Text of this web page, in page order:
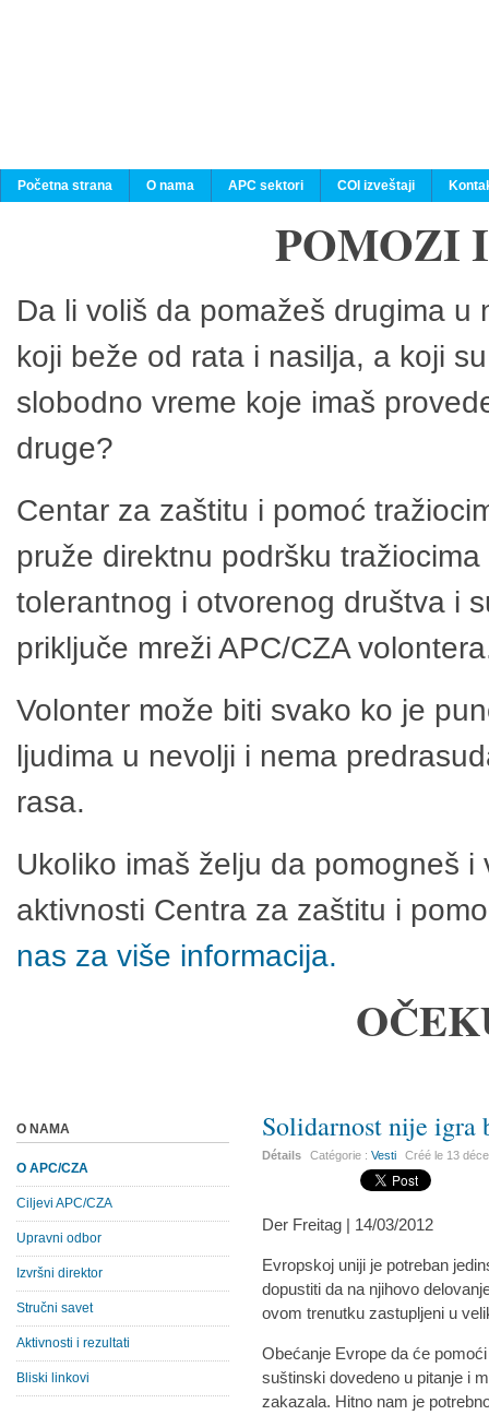
Početna strana O nama APC sektori COI izveštaji
POMOZI
Da li voliš da pomažeš drugima
koji beže od rata i nasilja, a koji
slobodno vreme koje imaš
druge?
Centar za zaštitu i pomoć
pruže direktnu podršku
tolerantnog i otvorenog društva i
priključe mreži APC/CZA
Volonter može biti svako ko je
ljudima u nevolji i nema
rasa.
Ukoliko imaš želju da pomogneš
aktivnosti Centra za zaštitu i
nas za više informacija.
Solidarnost nije igra
Détails Catégorie :Vesti Créé le 13
Der Freitag | 14/03/2012
Evropskoj uniji je potreban
dopustiti da na njihovo
ovom trenutku zastupljeni u
Obećanje Evrope da će
suštinski dovedeno u pitanje i
zakazala. Hitno nam je
O NAMA
O APC/CZA
Ciljevi APC/CZA
Upravni odbor
Izvršni direktor
Stručni savet
Aktivnosti i rezultati
Bliski linkovi